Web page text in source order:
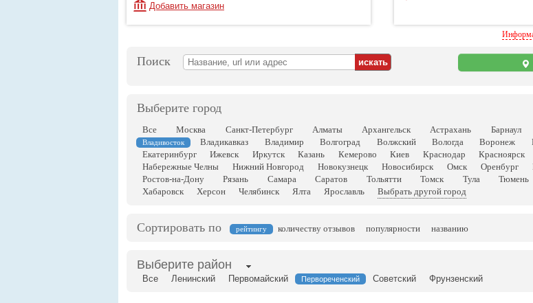
Добавить магазин
Поиск
Выберите город
Все Москва Санкт-Петербург Алматы Архангельск Астрахань Барнаул
Владивосток Владикавказ Владимир Волгоград Волжский Вологда Воронеж
Екатеринбург
Ижевск Иркутск Казань Кемерово Киев Краснодар Красноярск
Набережные Челны
Нижний Новгород Новокузнецк Новосибирск Омск Оренбург
Ростов-на-Дону
Рязань Самара Саратов Тольятти Томск Тула Тюмень
Хабаровск
Херсон Челябинск Ялта Ярославль Выбрать другой город
Сортировать по рейтингу количеству отзывов популярности названию
Выберите район
Все Ленинский Первомайский Первореченский Советский Фрунзенский